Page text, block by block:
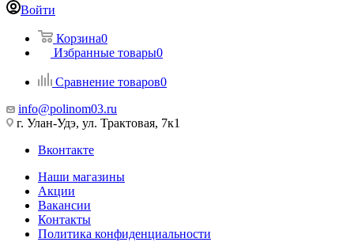
Войти
Корзина0
Избранные товары0
Сравнение товаров0
info@polinom03.ru
г. Улан-Удэ, ул. Трактовая, 7к1
Вконтакте
Наши магазины
Акции
Вакансии
Контакты
Политика конфиденциальности